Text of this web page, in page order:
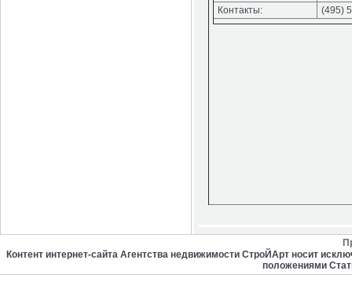
Контакты:
(495)
Контент интернет-сайта Агентства недвижимости СтроЙАрт носит
положениями